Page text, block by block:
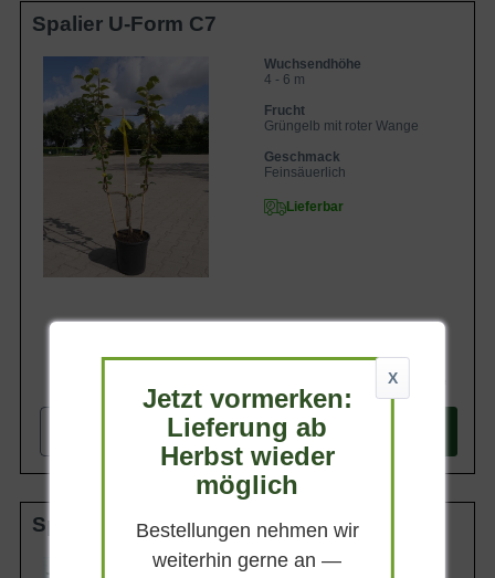
Spalier U-Form C7
Wuchsendhöhe
4 - 6 m
Frucht
Grüngelb mit roter Wange
Geschmack
Feinsäuerlich
Lieferbar
69,90 €
In den Warenkorb
Spalier doppelte U-Form C35
Wuchsendhöhe
X
Jetzt vormerken:
Lieferung ab
Herbst wieder
möglich
Bestellungen nehmen wir
weiterhin gerne an —